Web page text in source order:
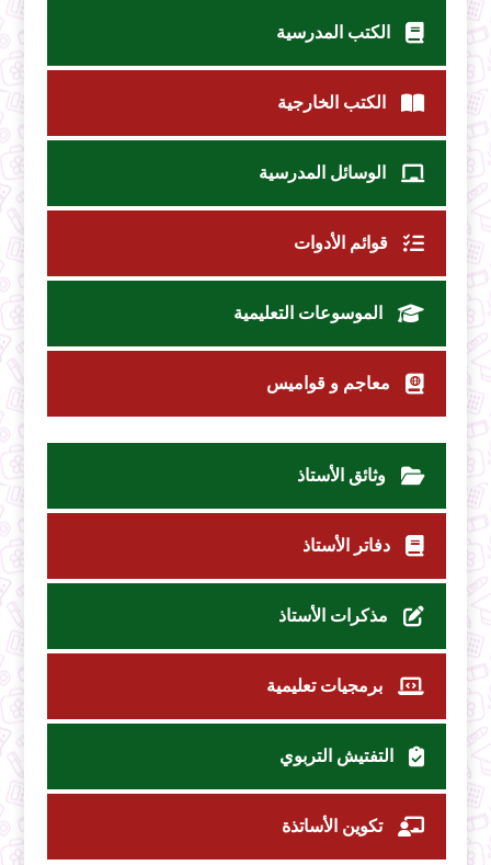
الكتب المدرسية
الكتب الخارجية
الوسائل المدرسية
قوائم الأدوات
الموسوعات التعليمية
معاجم و قواميس
وثائق الأستاذ
دفاتر الأستاذ
مذكرات الأستاذ
برمجيات تعليمية
التفتيش التربوي
تكوين الأساتذة